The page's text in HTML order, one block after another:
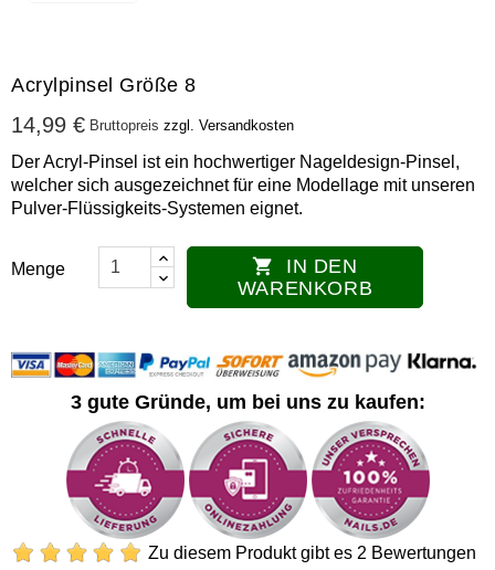
Acrylpinsel Größe 8
14,99 € Bruttopreis zzgl. Versandkosten
Der Acryl-Pinsel ist ein hochwertiger Nageldesign-Pinsel,
welcher sich ausgezeichnet für eine Modellage mit unseren
Pulver-Flüssigkeits-Systemen eignet.
Menge 
WARENKORB
3 gute Gründe, um bei uns zu kaufen:
Zu diesem Produkt gibt es 2 Bewertungen